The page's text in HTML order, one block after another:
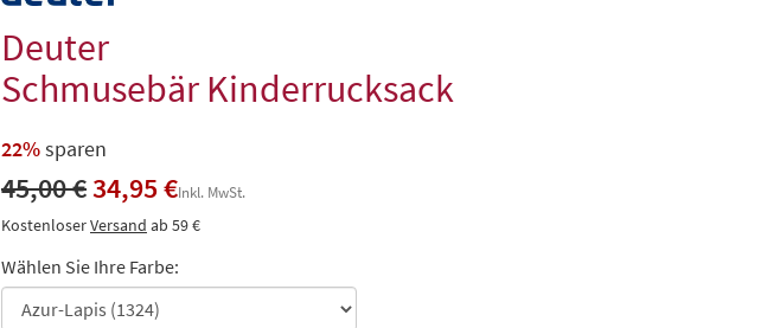
Deuter
Schmusebär Kinderrucksack
22%sparen
45,00 €34,95 €Inkl. MwSt.
KostenloserVersand ab 59 €
Wählen Sie Ihre Farbe: